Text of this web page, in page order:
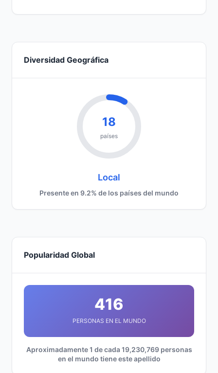
Diversidad Geográfica
18
países
Local
Presente en 9.2% de los países del mundo
Popularidad Global
416
PERSONAS EN EL MUNDO
Aproximadamente 1 de cada 19,230,769 personas
en el mundo tiene este apellido